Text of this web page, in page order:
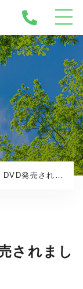
映画『夜を走る』DVD発売されました
されまし